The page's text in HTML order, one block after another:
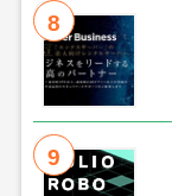
8
9